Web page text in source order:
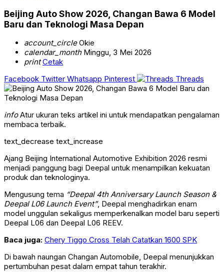
Beijing Auto Show 2026, Changan Bawa 6 Model
Baru dan Teknologi Masa Depan
account_circleOkie
calendar_monthMinggu, 3 Mei 2026
print Cetak
Facebook Twitter Whatsapp Pinterest Threads
infoAtur ukuran teks artikel ini untuk mendapatkan pengalaman
membaca terbaik.
text_decrease text_increase
Ajang Beijing International Automotive Exhibition 2026 resmi
menjadi panggung bagi Deepal untuk menampilkan kekuatan
produk dan teknologinya.
Mengusung tema “Deepal 4th Anniversary Launch Season &
Deepal L06 Launch Event”, Deepal menghadirkan enam
model unggulan sekaligus memperkenalkan model baru seperti
Deepal L06 dan Deepal L06 REEV.
Baca juga: Chery Tiggo Cross Telah Catatkan 1600 SPK
Di bawah naungan Changan Automobile, Deepal menunjukkan
pertumbuhan pesat dalam empat tahun terakhir.